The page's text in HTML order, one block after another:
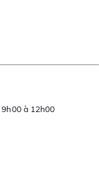
à 12h00